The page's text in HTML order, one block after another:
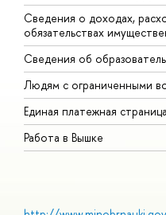
Сведения о доходах,
обязательствах
Сведения об
Людям с ограниченными
Единая платежная страница
Работа в Вышке